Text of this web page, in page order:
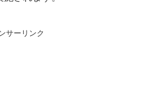
サーリンク